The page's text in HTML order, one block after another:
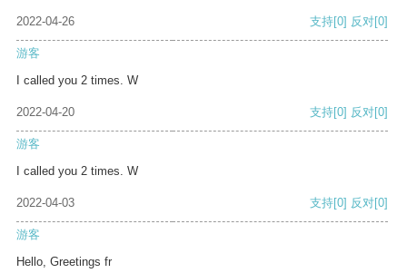
2022-04-26 支持[0] 反对[0]
游客
I called you 2 times. W
2022-04-20 支持[0] 反对[0]
游客
I called you 2 times. W
2022-04-03 支持[0] 反对[0]
游客
Hello, Greetings fr